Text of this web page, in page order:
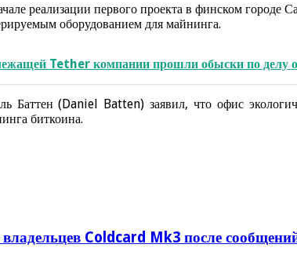
реализации первого проекта в финском
оборудованием для майнинга.
Tether компании прошли обыски по делу о
Баттен (Daniel Batten) заявил, что офис
биткоина.
Coldcard Mk3 после